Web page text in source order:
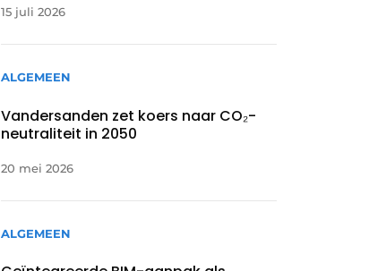
15 juli 2026
ALGEMEEN
Vandersanden zet koers naar CO₂-
neutraliteit in 2050
20 mei 2026
ALGEMEEN